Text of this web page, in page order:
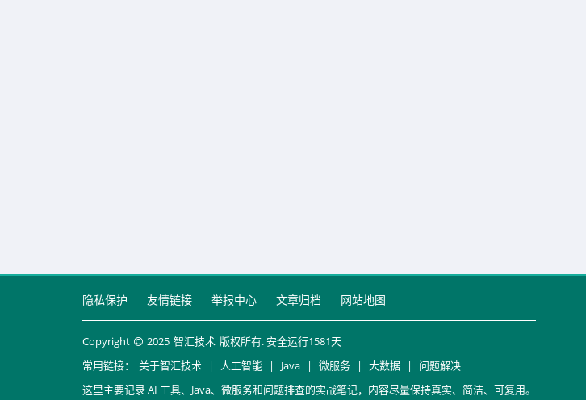
隐私保护 友情链接 举报中心 文章归档 网站地图
Copyright 2025 智汇技术 版权所有. 安全运行1581天
常用链接：
关于智汇技术 | 人工智能 | Java | 微服务 | 大数据 |
问题解决
这里主要记录 AI 工具、Java、微服务和问题排查的实战笔记，内容尽量保持真实、简洁、可复用。